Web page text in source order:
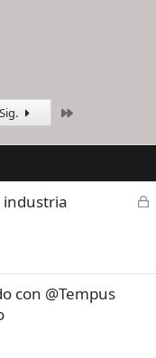
Sig.
C
a
industria
con @Tempus